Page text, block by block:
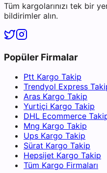
Tüm kargolarınızı tek bir
bildirimler alın.
Popüler Firmalar
Ptt Kargo Takip
Trendyol Express
Aras Kargo Takip
Yurtiçi Kargo Takip
DHL Ecommerce
Mng Kargo Takip
Ups Kargo Takip
Sürat Kargo Takip
Hepsijet Kargo Takip
Tüm Kargo Firmaları